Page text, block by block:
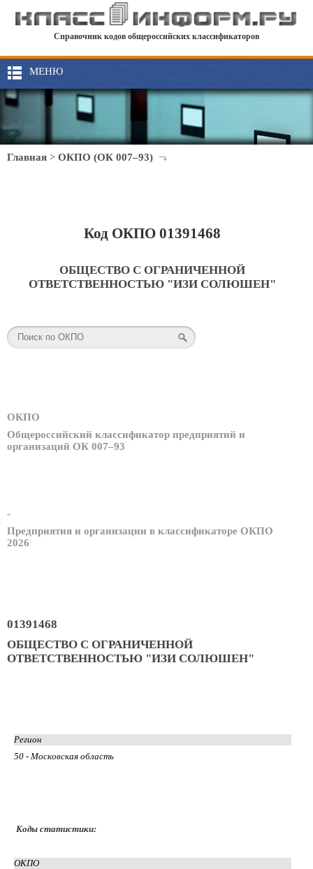
Справочник кодов общероссийских классификаторов
МЕНЮ
Главная > ОКПО (ОК 007–93)
Код ОКПО 01391468
ОБЩЕСТВО С ОГРАНИЧЕННОЙ
ОТВЕТСТВЕННОСТЬЮ "ИЗИ СОЛЮШЕН"
ОКПО
Общероссийский классификатор предприятий и
организаций ОК 007–93
-
Предприятия и организации в классификаторе ОКПО
2026
01391468
ОБЩЕСТВО С ОГРАНИЧЕННОЙ
ОТВЕТСТВЕННОСТЬЮ "ИЗИ СОЛЮШЕН"
Регион
50 - Московская область
Коды статистики:
ОКПО